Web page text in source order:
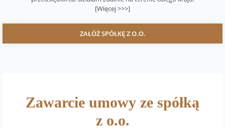
[Więcej >>>]
ZAŁÓŻ SPÓŁKĘ Z O.O.
Zawarcie umowy ze spółką
z o.o.